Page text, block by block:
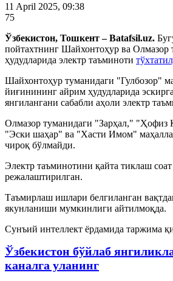
11 April 2025, 09:38
75
Ўзбекистон, Тошкент – Batafsil.uz.
пойтахтнинг Шайхонтоҳур ва Олмазор
ҳудудларида электр таъминоти
Шайхонтоҳур туманидаги "Гулбозор"
йиғинининг айрим ҳудудларида
янгилангани сабабли аҳоли электр
Олмазор туманидаги "Зарҳал,"
"Эски шаҳар" ва "Хасти Имом"
чироқ бўлмайди.
Электр таъминотини қайта тиклаш соат
режалаштирилган.
Таъмирлаш ишлари белгиланган
якунланиши мумкинлиги айтилмоқда.
Сунъий интеллект ёрдамида таржима
Ўзбекистон бўйлаб
каналга уланинг